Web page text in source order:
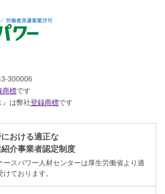
300006
商標です
』は弊社登録商標です
おける適正な
介事業者認定制度
ースパワー人材センターは厚生労働省より適
けております。